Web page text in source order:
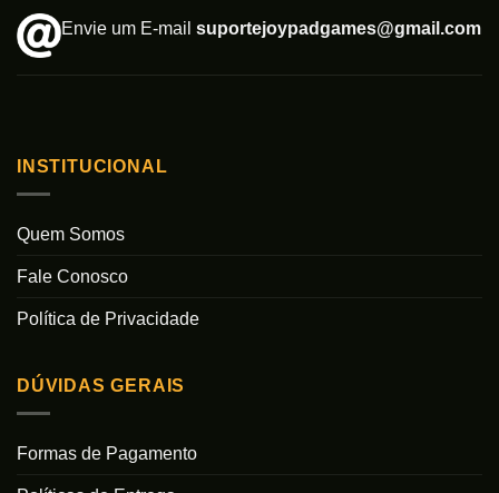
Envie um E-mail suportejoypadgames@gmail.com
INSTITUCIONAL
Quem Somos
Fale Conosco
Política de Privacidade
DÚVIDAS GERAIS
Formas de Pagamento